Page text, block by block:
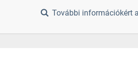
További információkért